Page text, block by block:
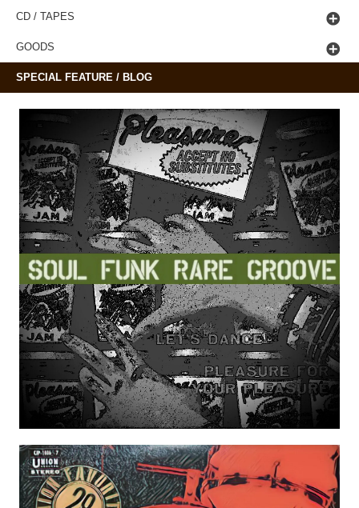
CD / TAPES
GOODS
SPECIAL FEATURE / BLOG